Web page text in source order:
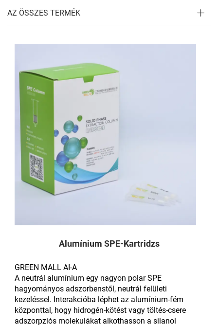
AZ ÖSSZES TERMÉK
Alumínium SPE-Kartridzs
GREEN MALL AI-A
A neutrál alumínium egy nagyon polar SPE
hagyományos adszorbenstől, neutrál felületi
kezeléssel. Interakcióba léphet az alumínium-fém
központtal, hogy hidrogén-kötést vagy töltés-csere
adszorpziós molekulákat alkothasson a silanol